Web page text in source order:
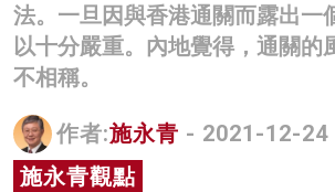
科技
影片
名家榜
灼見活動
法。一旦因與香港通關而露出一
以十分嚴重。內地覺得，通關的
不相稱。
作者:施永青 - 2021-12-24
施永青觀點